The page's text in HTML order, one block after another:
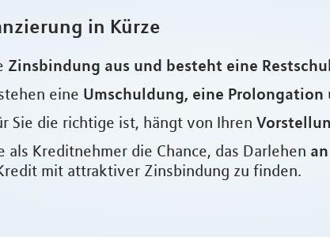
in Kürze
Zinsbindung aus und besteht eine
eine Umschuldung, eine
Sie die richtige ist, hängt von Ihren
Kreditnehmer die Chance, das Darlehen
mit attraktiver Zinsbindung zu finden.